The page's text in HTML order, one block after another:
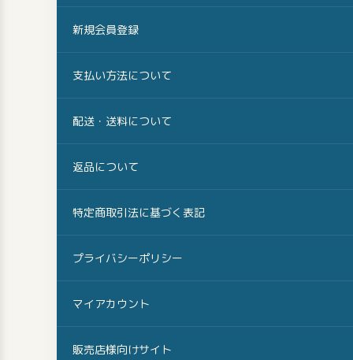
新規会員登録
支払い方法について
配送・送料について
返品について
特定商取引法に基づく表記
プライバシーポリシー
マイアカウント
販売店様向けサイト